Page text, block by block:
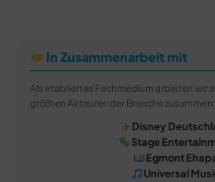
In Zusammenarbeit mit
Als etabliertes Fachmedium arbeiten wir
größten Akteuren der Branche zusammen:
Disney
Stage
Egmont
Universal